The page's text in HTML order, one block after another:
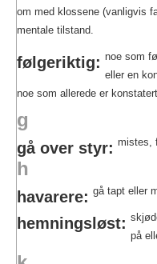
om med klossene (vanligvis
mentale tilstand.
følgeriktig: noe som
eller en
noe som allerede er
g
gå over styr: mistes,
h
havarere: gå tapt eller
hemningsløst:
på